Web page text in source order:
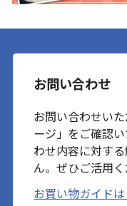
お問い合わせ
お問い合わせい
ージ」をご確認
わせ内容に対す
ん。ぜひご活用く
お買い物ガイド